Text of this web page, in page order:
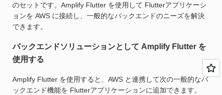
のセットです。Amplify Flutter を使用して Flutterアプリケーシ
ョンを AWS に接続し、一般的なバックエンドのニーズを解決
できます。
バックエンドソリューションとして Amplify Flutter を
使用する
Amplify Flutter を使用すると、AWS と連携して次の一般的なバ
ックエンド機能を Flutterアプリケーションに追加できます。